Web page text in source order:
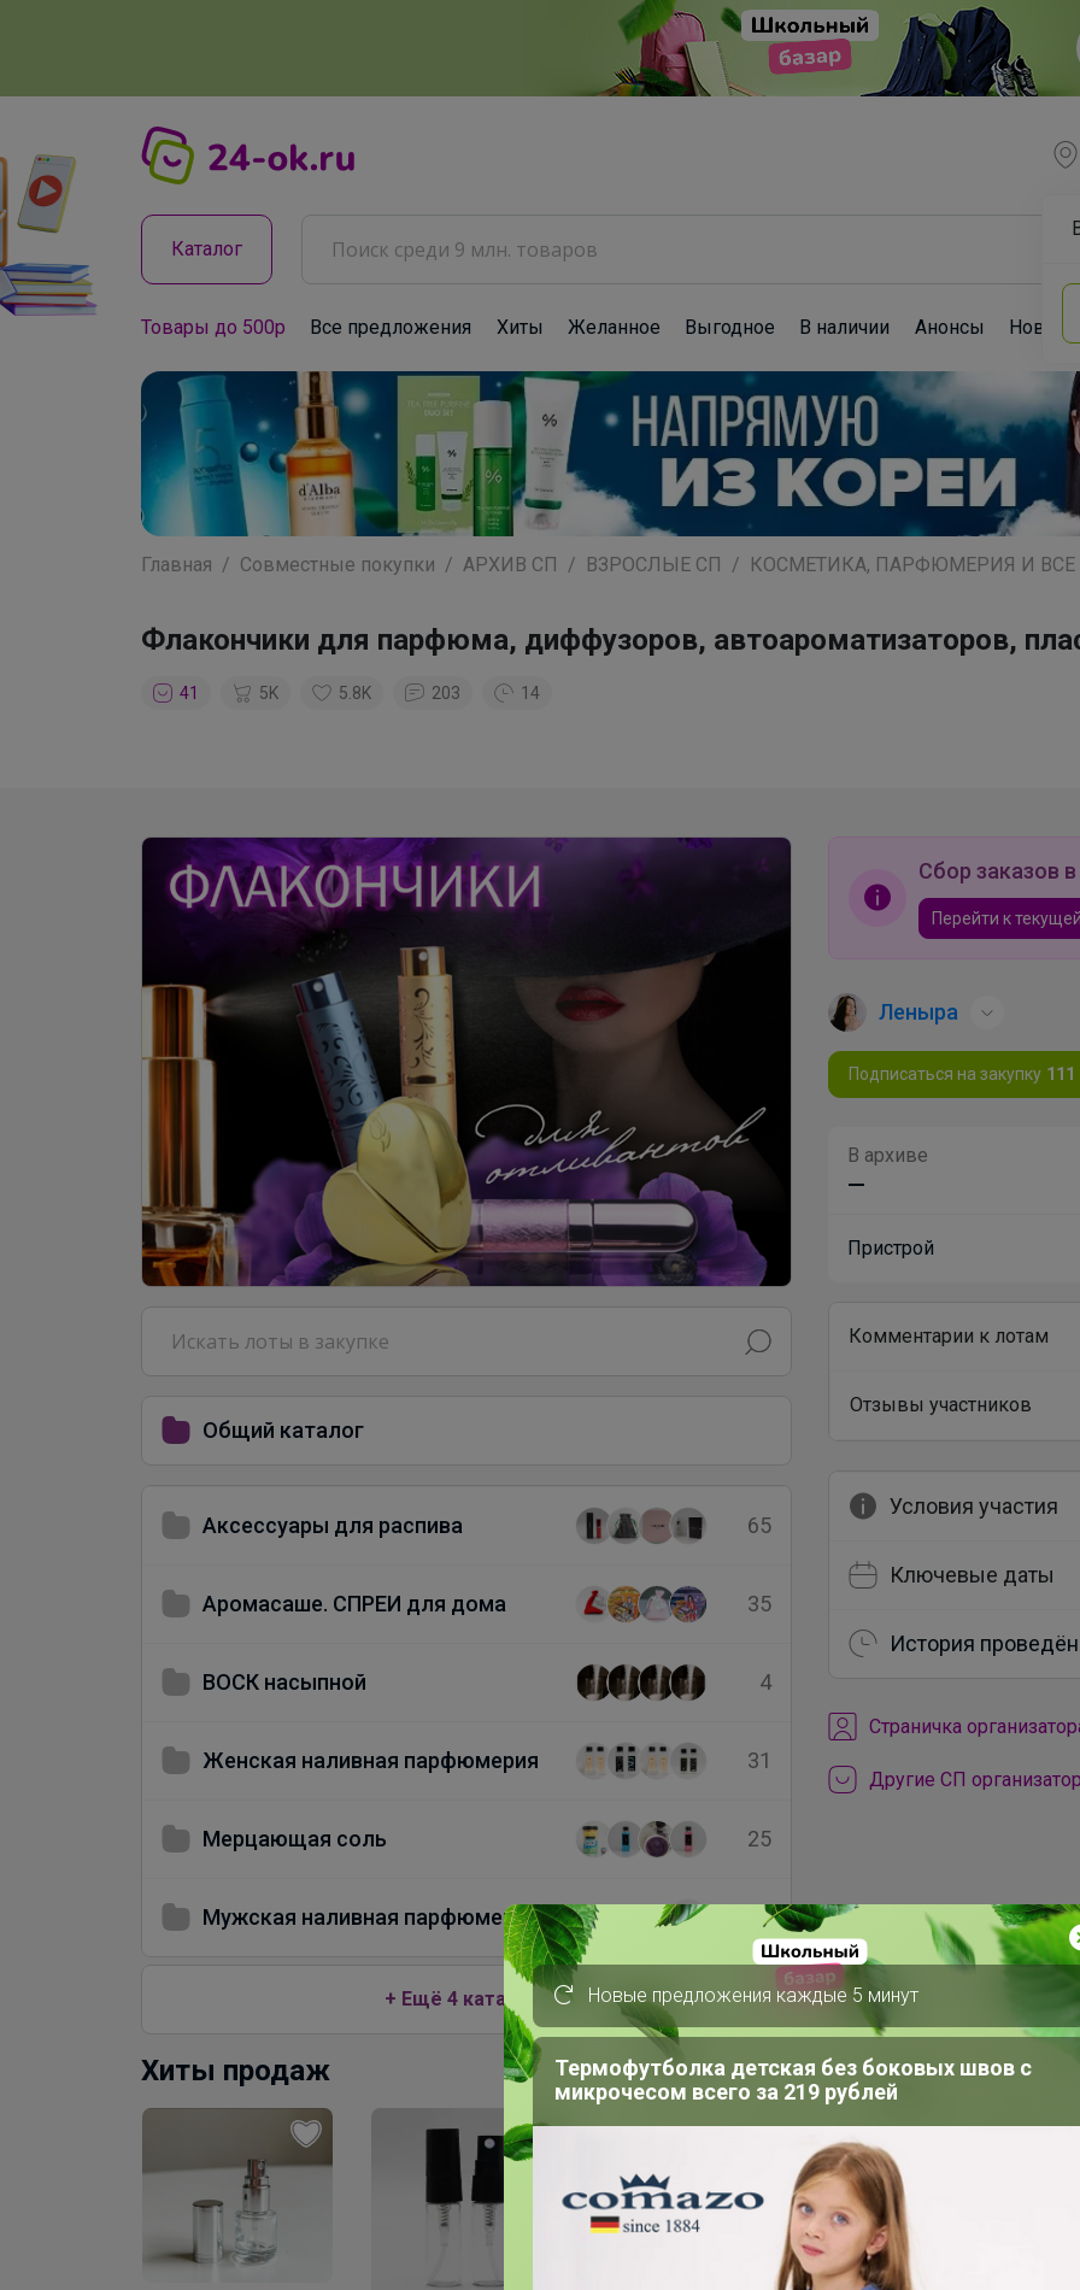
Каталог
Товары до 500р Все предложения Хиты Желанное Выгодное В наличии Анонсы Новости
Главная Совместные покупки АРХИВ СП ВЗРОСЛЫЕ СП КОСМЕТИКА, ПАРФЮМЕРИЯ И
Флакончики для парфюма, диффузоров, автоароматизаторов,
41 5K 5.8K 203 14
Общий каталог
Аксессуары для распива 65
Аромасаше. СПРЕИ для дома 35
ВОСК насыпной 4
Женская наливная парфюмерия 31
Мерцающая соль 25
Мужская наливная парфюмерия 1
+ Ещё 4 каталога
Сбор заказов
Перейти к
Леныра
Подписаться на закупку 111
В архиве
—
Пристрой
Комментарии к лотам
Отзывы участников
Условия участия
Ключевые даты
История
Cтраничка
Другие СП
Хиты продаж
Новые предложения каждые 5 минут
Термофутболка детская без боковых швов с
микрочесом всего за 219 рублей